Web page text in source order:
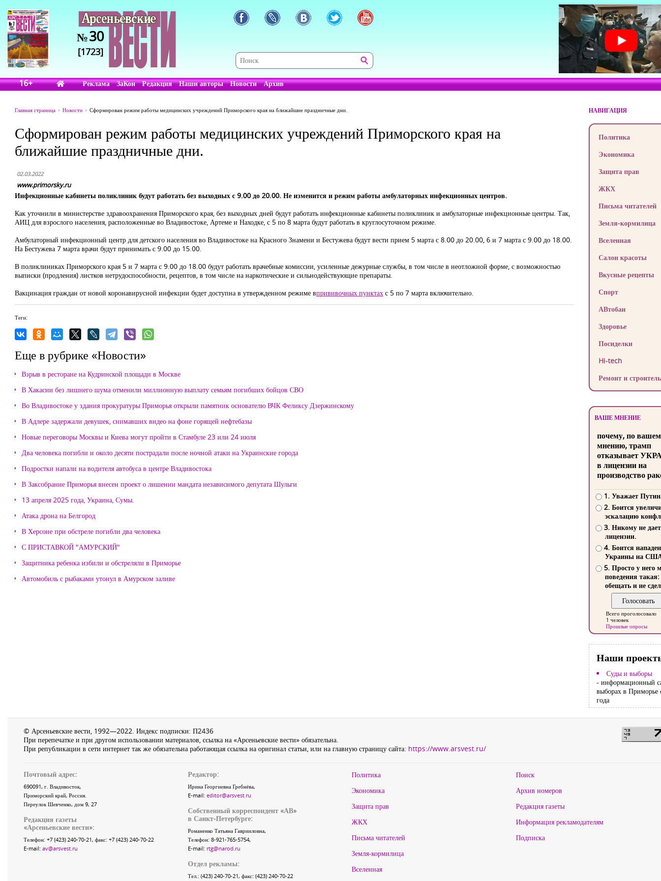
№30
[1723]
16+ Реклама ЗаКон Редакция Наши авторы Новости Архив
Главная страница Новости Сформирован режим работы медицинских учреждений Приморского края на ближайшие праздничные дни.
Сформирован режим работы медицинских учреждений Приморского края на
ближайшие праздничные дни.
02.03.2022
www.primorsky.ru
Инфекционные кабинеты поликлиник будут работать без выходных с 9.00 до 20.00. Не изменится и режим работы амбулаторных инфекционных центров.
Как уточнили в министерстве здравоохранения Приморского края, без выходных дней будут работать инфекционные кабинеты поликлиник и амбулаторные инфекционные центры. Так,
АИЦ для взрослого населения, расположенные во Владивостоке, Артеме и Находке, с 5 по 8 марта будут работать в круглосуточном режиме.
Амбулаторный инфекционный центр для детского населения во Владивостоке на Красного Знамени и Бестужева будут вести прием 5 марта с 8.00 до 20.00, 6 и 7 марта с 9.00 до 18.00.
На Бестужева 7 марта врачи будут принимать с 9.00 до 15.00.
В поликлиниках Приморского края 5 и 7 марта с 9.00 до 18.00 будут работать врачебные комиссии, усиленные дежурные службы, в том числе в неотложной форме, с возможностью
выписки (продления) листков нетрудоспособности, рецептов, в том числе на наркотические и сильнодействующие препараты.
Вакцинация граждан от новой коронавирусной инфекции будет доступна в утвержденном режиме впрививочных пунктах с 5 по 7 марта включительно.
Теги:
Еще в рубрике «Новости»
Взрыв в ресторане на Кудринской площади в Москве
В Хакасии без лишнего шума отменили миллионную выплату семьям погибших бойцов СВО
Во Владивостоке у здания прокуратуры Приморья открыли памятник основателю ВЧК Феликсу Дзержинскому
В Адлере задержали девушек, снимавших видео на фоне горящей нефтебазы
Новые переговоры Москвы и Киева могут пройти в Стамбуле 23 или 24 июля
Два человека погибли и около десяти пострадали после ночной атаки на Украинские города
Подростки напали на водителя автобуса в центре Владивостока
В Заксобрание Приморья внесен проект о лишении мандата независимого депутата Шульги
13 апреля 2025 года, Украина, Сумы.
Атака дрона на Белгород
В Херсоне при обстреле погибли два человека
С ПРИСТАВКОЙ "АМУРСКИЙ"
Защитника ребенка избили и обстреляли в Приморье
Автомобиль с рыбаками утонул в Амурском заливе
НАВИГАЦИЯ
Политика
Экономика
Защита прав
ЖКХ
Письма читателей
Земля-кормилица
Вселенная
Салон красоты
Вкусные рецепты
Спорт
АВтобан
Здоровье
Посиделки
Hi-tech
Ремонт и
ВАШЕ МНЕНИЕ
почему, по
мнению, трамп
отказывает
в лицензии на
производство
1. Уважает
2. Боится
эскалацию
3. Никому не
лицензии.
4. Боится
Украины на
5. Просто у него
поведения такая:
обещать и не
Всего проголосовало
1 человек
Прошлые опросы
Наши
Суды и выборы
- информационный
выборах в Приморье
года
© Арсеньевские вести, 1992—2022. Индекс подписки: П2436
При перепечатке и при другом использовании материалов, ссылка на «Арсеньевские вести» обязательна.
При републикации в сети интернет так же обязательна работающая ссылка на оригинал статьи, или на главную страницу сайта: https://www.arsvest.ru/
Почтовый адрес:
690091, г. Владивосток,
Приморский край, Россия.
Переулок Шевченко, дом 9, 27
Редакция газеты
«Арсеньевские вести»:
Телефон: +7 (423) 240-70-21, факс: +7 (423) 240-70-22
E-mail: av@arsvest.ru
Редактор:
Ирина Георгиевна Гребнёва,
E-mail: editor@arsvest.ru
Собственный корреспондент «АВ»
в Санкт-Петербурге:
Романенко Татьяна Гаврииловна,
Телефон: 8-921-765-5754,
E-mail: rtg@narod.ru
Отдел рекламы:
Тел.: (423) 240-70-21, факс: (423) 240-70-22
Политика
Экономика
Защита прав
ЖКХ
Письма читателей
Земля-кормилица
Вселенная
Поиск
Архив номеров
Редакция газеты
Информация рекламодателям
Подписка